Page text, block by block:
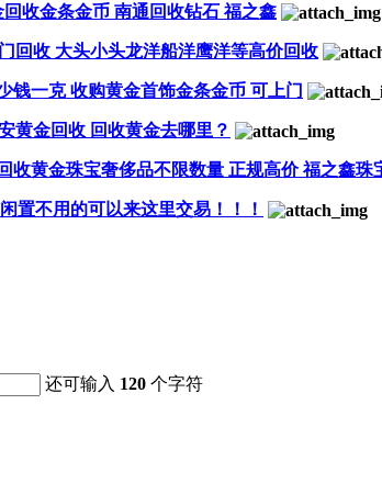
回收金条金币 南通回收钻石 福之鑫
回收 大头小头龙洋船洋鹰洋等高价回收
钱一克 收购黄金首饰金条金币 可上门
黄金回收 回收黄金去哪里？
收黄金珠宝奢侈品不限数量 正规高价 福之鑫珠
置不用的可以来这里交易！！！
还可输入 120 个字符